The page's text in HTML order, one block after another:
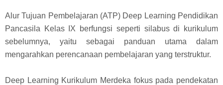
Alur Tujuan Pembelajaran (ATP) Deep Learning Pendidikan
Pancasila Kelas IX berfungsi seperti silabus di kurikulum
sebelumnya, yaitu sebagai panduan utama dalam
mengarahkan perencanaan pembelajaran yang terstruktur.
Deep Learning Kurikulum Merdeka fokus pada pendekatan